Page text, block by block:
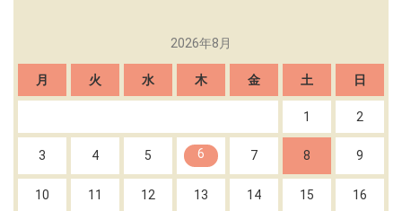
2026年8月
月 火 水 木 金 土 日
1 2
3 4 5 6 7 8 9
10 11 12 13 14 15 16